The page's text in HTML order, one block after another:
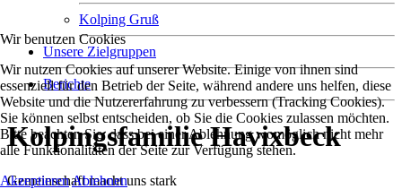
Kolping Gruß
Unsere Zielgruppen
Berichte
Kolpingsfamilie Havixbeck
Gemeinschaft macht uns stark
Wir benutzen Cookies
Wir nutzen Cookies auf unserer Website. Einige von ihnen sind
essenziell für den Betrieb der Seite, während andere uns helfen, diese
Website und die Nutzererfahrung zu verbessern (Tracking Cookies).
Sie können selbst entscheiden, ob Sie die Cookies zulassen möchten.
Bitte beachten Sie, dass bei einer Ablehnung womöglich nicht mehr
alle Funktionalitäten der Seite zur Verfügung stehen.
AkzeptierenAblehnen